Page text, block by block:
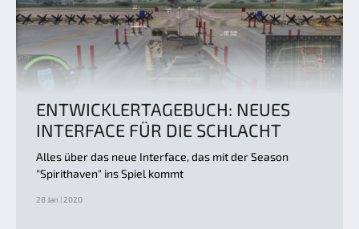
ENTWICKLERTAGEBUCH: NEUES
INTERFACE FÜR DIE SCHLACHT
Alles über das neue Interface, das mit der Season
"Spirithaven" ins Spiel kommt
28 Jan | 2020